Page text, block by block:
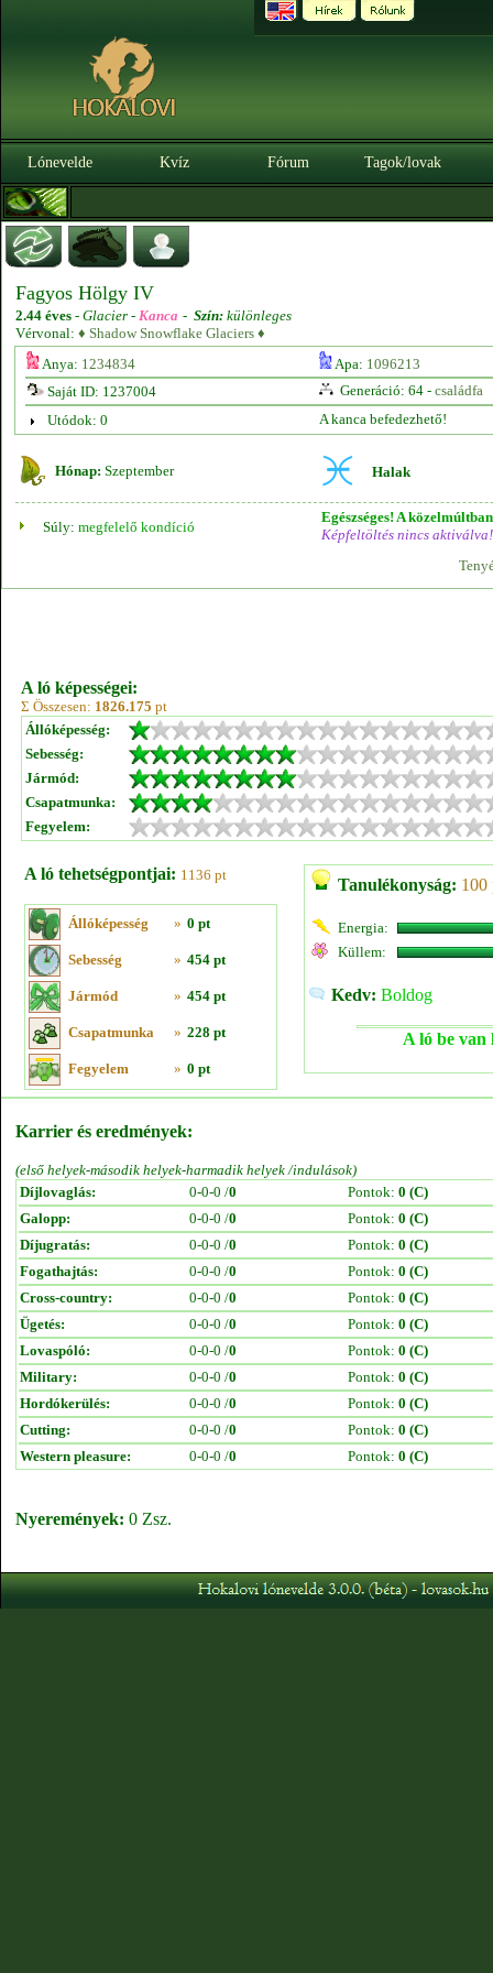
Lónevelde Kvíz Fórum Tagok/lovak
Fagyos Hölgy IV
2.44 éves - Glacier - Kanca - Szín: különleges
Vérvonal: ♦ Shadow Snowflake Glaciers ♦
Anya: 1234834 Apa: 1096213
Saját ID: 1237004
Generáció: 64 - családfa
Utódok: 0
A kanca befedezhető!
Hónap: Szeptember Halak
Súly: megfelelő kondíció
Egészséges! A
Képfeltöltés nincs aktiválva!
A ló képességei:
Σ Összesen: 1826.175 pt
Állóképesség:
Sebesség:
Jármód:
Csapatmunka:
Fegyelem:
A ló tehetségpontjai: 1136 pt
Állóképesség » 0 pt
Sebesség » 454 pt
Jármód » 454 pt
Csapatmunka » 228 pt
Fegyelem » 0 pt
Tanulékonyság: 100
Energia:
Küllem:
Kedv: Boldog
A ló be van
Karrier és eredmények:
(első helyek-második helyek-harmadik helyek /indulások)
Díjlovaglás:
0-0-0 /0 Pontok: 0 (C)
Galopp:
0-0-0 /0 Pontok: 0 (C)
Díjugratás:
0-0-0 /0 Pontok: 0 (C)
Fogathajtás:
0-0-0 /0 Pontok: 0 (C)
Cross-country:
0-0-0 /0 Pontok: 0 (C)
Ügetés:
0-0-0 /0 Pontok: 0 (C)
Lovaspóló:
0-0-0 /0 Pontok: 0 (C)
Military:
0-0-0 /0 Pontok: 0 (C)
Hordókerülés:
0-0-0 /0 Pontok: 0 (C)
Cutting:
0-0-0 /0 Pontok: 0 (C)
Western pleasure:
0-0-0 /0 Pontok: 0 (C)
Nyeremények: 0 Zsz.